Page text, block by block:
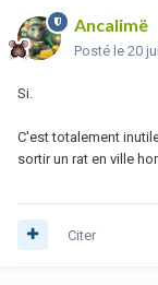
Ancalimë
Posté le 20
Si.
C'est totalement
sortir un rat en ville
Citer